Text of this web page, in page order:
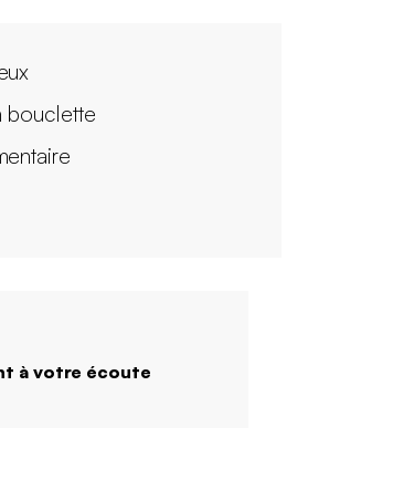
bouclette
à votre écoute